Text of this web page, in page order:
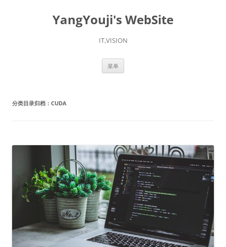
YangYouji's WebSite
IT,VISION
菜单
分类目录归档： CUDA